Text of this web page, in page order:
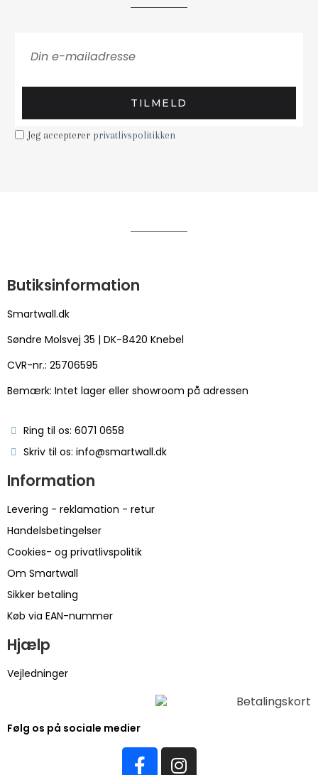
TILMELD
Jeg accepterer privatlivspolitikken
Butiksinformation
Smartwall.dk
Søndre Molsvej 35 | DK-8420 Knebel
CVR-nr.: 25706595
Bemærk: Intet lager eller showroom på adressen
Ring til os: 6071 0658
Skriv til os: info@smartwall.dk
Information
Levering - reklamation - retur
Handelsbetingelser
Cookies- og privatlivspolitik
Om Smartwall
Sikker betaling
Køb via EAN-nummer
Hjælp
Vejledninger
Følg os på sociale medier